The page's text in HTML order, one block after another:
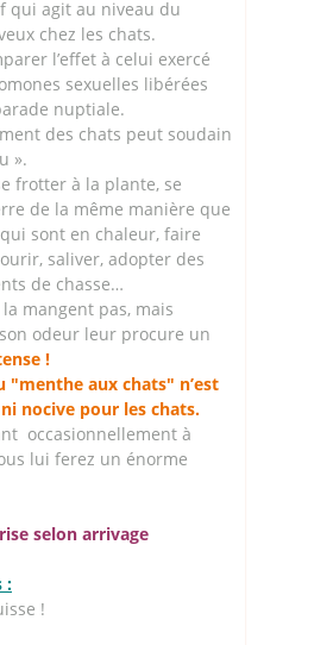
qui agit au niveau du
chez les chats.
l’effet à celui exercé
sexuelles libérées
nuptiale.
des chats peut soudain
».
frotter à la plante, se
de la même manière que
sont en chaleur, faire
saliver, adopter des
de chasse…
mangent pas, mais
odeur leur procure un
!
"menthe aux chats" n’est
nocive pour les chats.
occasionnellement à
lui ferez un énorme
selon arrivage
:
!